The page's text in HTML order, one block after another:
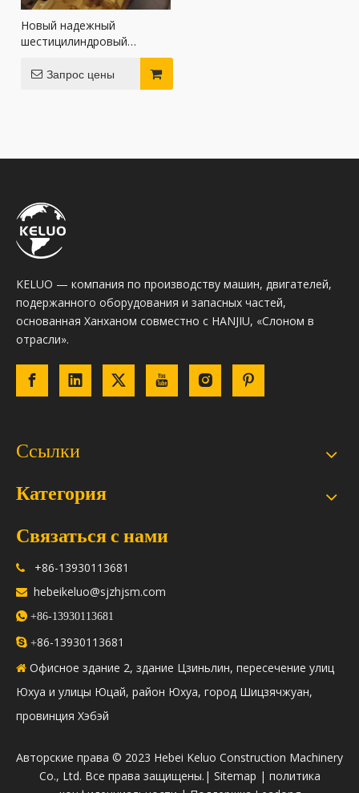
Новый надежный
шестицилиндровый
двигатель Caterpillar 3306
Запрос цены
KELUO — компания по производству машин, двигателей,
подержанного оборудования и запасных частей,
основанная Ханханом совместно с HANJIU, «Слоном в
отрасли».
Ссылки
Категория
Связаться с нами
 +86-13930113681
 hebeikeluo@sjzhjsm.com
 +86-13930113681
 +86-13930113681
 Офисное здание 2, здание Цзиньлин, пересечение улиц
Юхуа и улицы Юцай, район Юхуа, город Шицзячжуан,
провинция Хэбэй
​Авторские права © 2023 Hebei Keluo Construction Machinery
Co., Ltd. Все права защищены.| Sitemap | политика